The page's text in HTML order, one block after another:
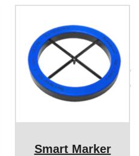
Smart Marker